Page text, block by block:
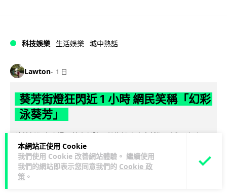
本網站正使用 Cookie
我們使用 Cookie 改善網站體驗。 繼續使用
我們的網站即表示您同意我們的 Cookie 政
策 。
科技娛樂 生活娛樂 城中熱話
Lawton 1 日
葵芳街燈狂閃近 1 小時 網民笑稱「幻彩
泳葵芳」
葵芳新都會廣場至葵青劇院一帶街燈昨晚突然狂閃近 1 小時，
吸引大批市民拍片上載社交平台，笑稱現場如 Disco 舞廳，更
有網民戲稱「幻彩耀葵... 閱讀全文
600